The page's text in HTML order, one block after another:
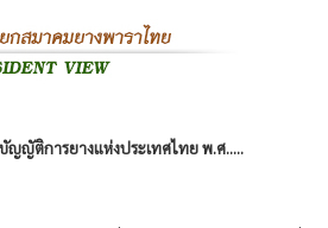
ญญัติการยางแห่งประเทศไทย พ.ศ.....